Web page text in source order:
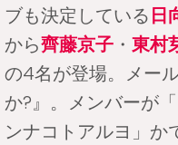
ブも決定している日
から齊藤京子 ・ 東村
の4名が登場。メー
か?』。メンバーが
ンナコトアルヨ」か